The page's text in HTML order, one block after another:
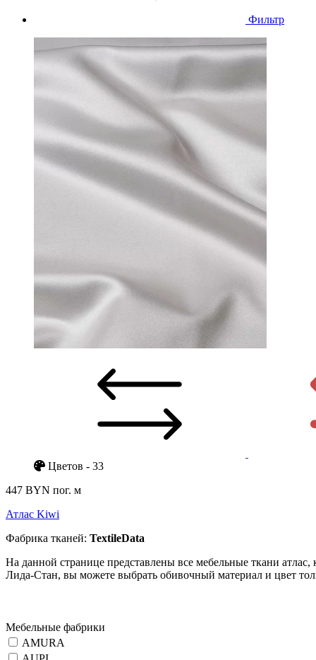
Фильтр
Цветов - 33
447 BYN пог. м
Атлас Kiwi
Фабрика тканей: TextileData
На данной странице представлены все мебельные ткани
Лида-Стан, вы можете выбрать обивочный материал и цвет
Мебельные фабрики
AMURA